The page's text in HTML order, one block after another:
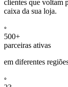
clientes que voltam
caixa da sua loja.
◦
500+
parceiras ativas
em diferentes
◦